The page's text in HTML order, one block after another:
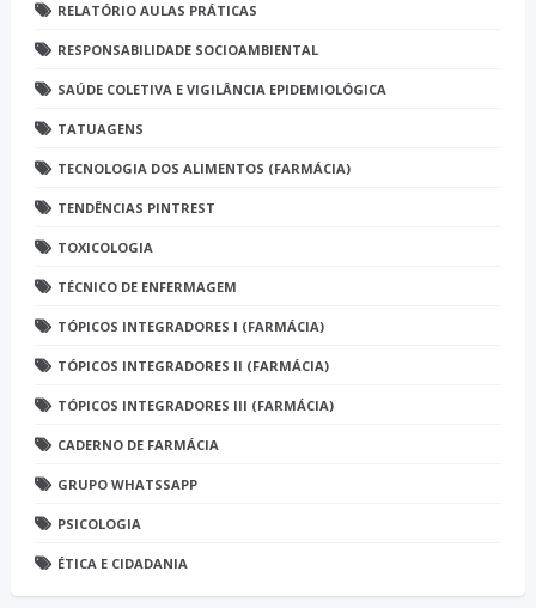
RELATÓRIO AULAS PRÁTICAS
RESPONSABILIDADE SOCIOAMBIENTAL
SAÚDE COLETIVA E VIGILÂNCIA EPIDEMIOLÓGICA
TATUAGENS
TECNOLOGIA DOS ALIMENTOS (FARMÁCIA)
TENDÊNCIAS PINTREST
TOXICOLOGIA
TÉCNICO DE ENFERMAGEM
TÓPICOS INTEGRADORES I (FARMÁCIA)
TÓPICOS INTEGRADORES II (FARMÁCIA)
TÓPICOS INTEGRADORES III (FARMÁCIA)
CADERNO DE FARMÁCIA
GRUPO WHATSSAPP
PSICOLOGIA
ÉTICA E CIDADANIA